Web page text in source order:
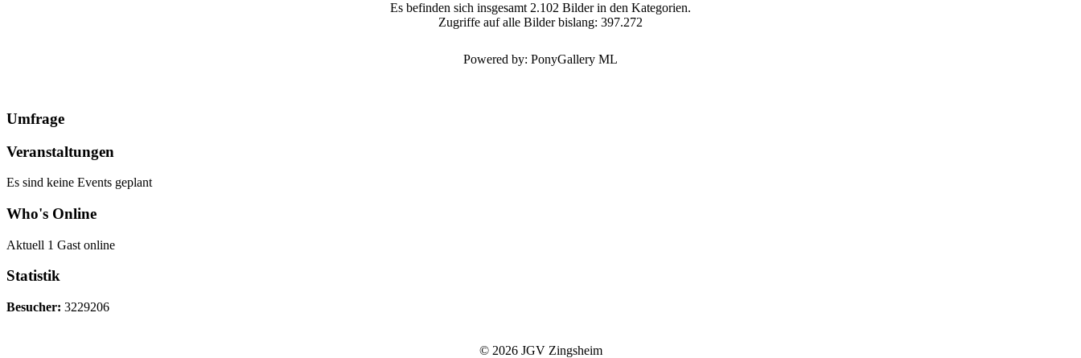
Es befinden sich insgesamt 2.102 Bilder in den Kategorien.
Zugriffe auf alle Bilder bislang: 397.272
Powered by: PonyGallery ML
Umfrage
Veranstaltungen
Es sind keine Events geplant
Who's Online
Aktuell 1 Gast online
Statistik
Besucher: 3229206
© 2026 JGV Zingsheim